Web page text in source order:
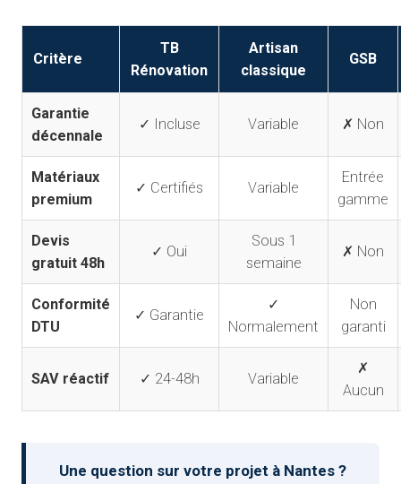
Critère
TB
Rénovation
Artisan
classique
GSB
Garantie
décennale
✓ Incluse Variable ✗ Non
Matériaux
premium
✓ Certifiés Variable
Entrée
gamme
Devis
gratuit 48h
✓ Oui
Sous 1
semaine
✗ Non
Conformité
DTU
✓ Garantie
✓
Normalement
Non
garanti
SAV réactif ✓ 24-48h Variable
✗
Aucun
Une question sur votre projet à Nantes ?